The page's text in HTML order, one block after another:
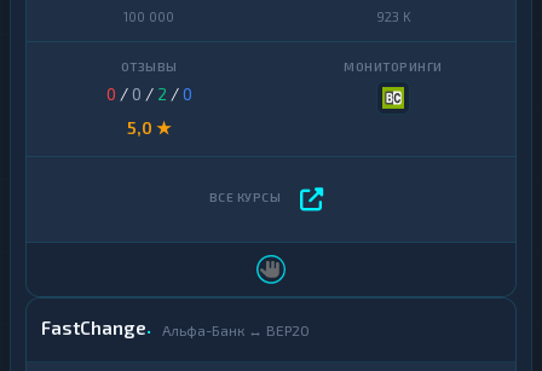
100 000
923 K
0 / 0 / 2 /0
5,0 ★
FastChange Альфа-Банк ↔ BEP20